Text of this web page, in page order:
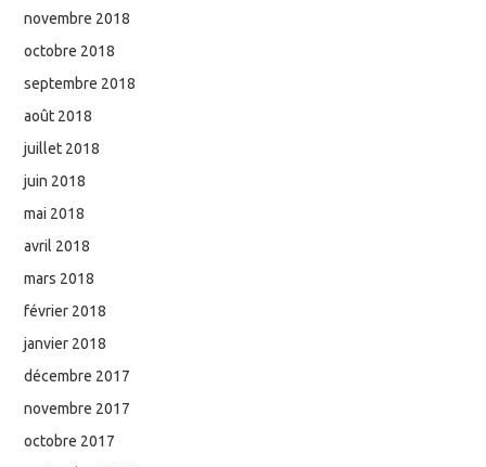
novembre 2018
octobre 2018
septembre 2018
août 2018
juillet 2018
juin 2018
mai 2018
avril 2018
mars 2018
février 2018
janvier 2018
décembre 2017
novembre 2017
octobre 2017